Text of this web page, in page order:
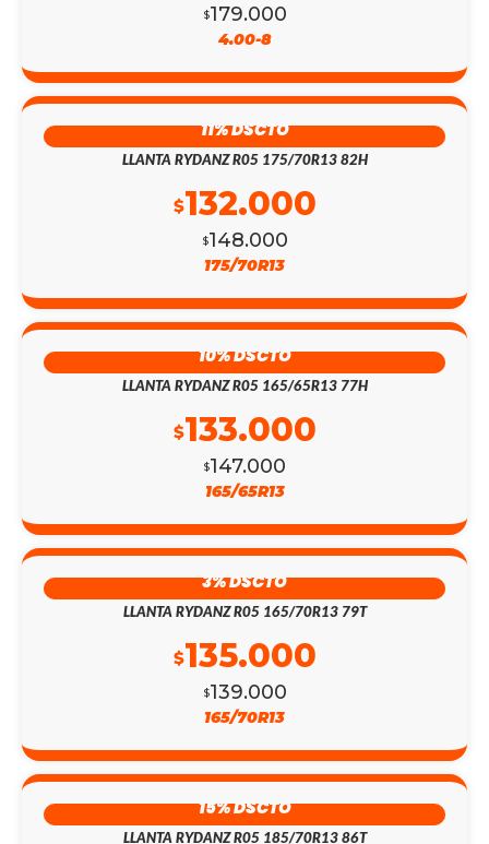
$179.000
4.00-8
11% DSCTO
LLANTA RYDANZ R05 175/70R13 82H
$148.000
$132.000
175/70R13
10% DSCTO
LLANTA RYDANZ R05 165/65R13 77H
$147.000
$133.000
165/65R13
3% DSCTO
LLANTA RYDANZ R05 165/70R13 79T
$139.000
$135.000
165/70R13
15% DSCTO
LLANTA RYDANZ R05 185/70R13 86T